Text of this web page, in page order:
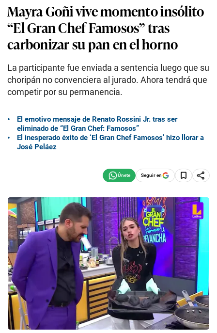
Mayra Goñi vive momento insólito
“El Gran Chef Famosos” tras
carbonizar su pan en el horno
La participante fue enviada a sentencia luego que su
choripán no convenciera al jurado. Ahora tendrá que
competir por su permanencia.
El emotivo mensaje de Renato Rossini Jr. tras ser
eliminado de “El Gran Chef: Famosos”
El inesperado éxito de ‘El Gran Chef Famosos’ hizo llorar a
José Peláez
Seguir en